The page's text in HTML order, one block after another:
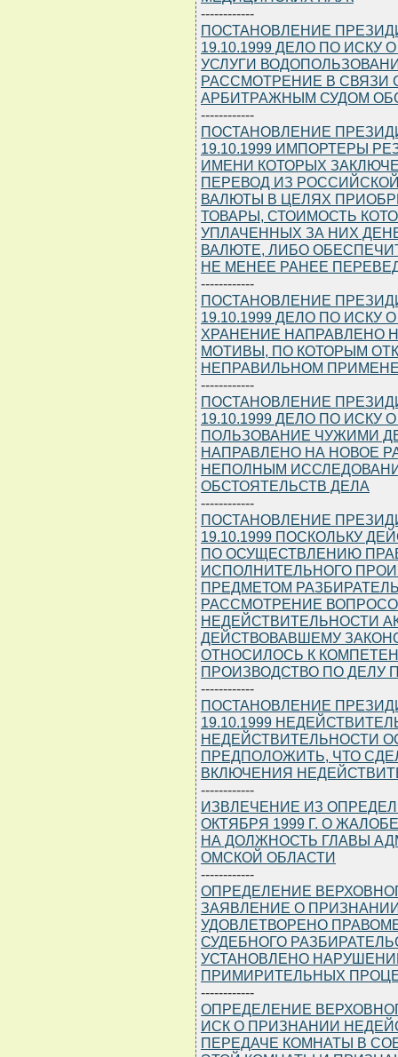
------------
ПОСТАНОВЛЕНИЕ
19.10.1999 ДЕЛО ПО
УСЛУГИ
РАССМОТРЕНИЕ В
АРБИТРАЖНЫМ СУДОМ
------------
ПОСТАНОВЛЕНИЕ
19.10.1999 ИМПОРТЕРЫ
ИМЕНИ КОТОРЫХ
ПЕРЕВОД ИЗ
ВАЛЮТЫ В ЦЕЛЯХ
ТОВАРЫ, СТОИМОСТЬ
УПЛАЧЕННЫХ ЗА НИХ
ВАЛЮТЕ, ЛИБО
НЕ МЕНЕЕ РАНЕЕ
------------
ПОСТАНОВЛЕНИЕ
19.10.1999 ДЕЛО ПО
ХРАНЕНИЕ НАПРАВЛЕНО
МОТИВЫ, ПО КОТОРЫМ
НЕПРАВИЛЬНОМ
------------
ПОСТАНОВЛЕНИЕ
19.10.1999 ДЕЛО ПО
ПОЛЬЗОВАНИЕ ЧУЖИМИ
НАПРАВЛЕНО НА НОВОЕ
НЕПОЛНЫМ
ОБСТОЯТЕЛЬСТВ ДЕЛА
------------
ПОСТАНОВЛЕНИЕ
19.10.1999 ПОСКОЛЬКУ
ПО ОСУЩЕСТВЛЕНИЮ
ИСПОЛНИТЕЛЬНОГО
ПРЕДМЕТОМ
РАССМОТРЕНИЕ
НЕДЕЙСТВИТЕЛЬНОСТИ
ДЕЙСТВОВАВШЕМУ
ОТНОСИЛОСЬ К
ПРОИЗВОДСТВО ПО
------------
ПОСТАНОВЛЕНИЕ
19.10.1999
НЕДЕЙСТВИТЕЛЬНОСТИ
ПРЕДПОЛОЖИТЬ, ЧТО
ВКЛЮЧЕНИЯ
------------
ИЗВЛЕЧЕНИЕ ИЗ
ОКТЯБРЯ 1999 Г. О
НА ДОЛЖНОСТЬ ГЛАВЫ
ОМСКОЙ ОБЛАСТИ
------------
ОПРЕДЕЛЕНИЕ
ЗАЯВЛЕНИЕ О
УДОВЛЕТВОРЕНО
СУДЕБНОГО
УСТАНОВЛЕНО
ПРИМИРИТЕЛЬНЫХ
------------
ОПРЕДЕЛЕНИЕ
ИСК О ПРИЗНАНИИ
ПЕРЕДАЧЕ КОМНАТЫ В